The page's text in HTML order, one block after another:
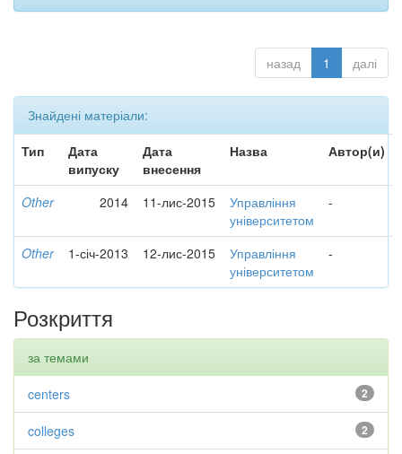
назад 1 далі
Знайдені матеріали:
Тип
Дата
випуску
Дата
внесення
Назва Автор(и)
Other 2014 11-лис-2015
Управління
університетом
-
Other 1-січ-2013 12-лис-2015
Управління
університетом
-
Розкриття
за темами
2
centers
2
colleges